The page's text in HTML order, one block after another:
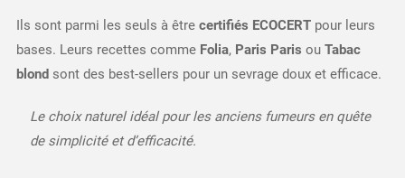
Ils sont parmi les seuls à être certifiés ECOCERTpour leurs
bases. Leurs recettes comme Folia, Paris Paris ou Tabac
blond sont des best-sellers pour un sevrage doux et efficace.
Le choix naturel idéal pour les anciens fumeurs en quête
de simplicité et d’efficacité.